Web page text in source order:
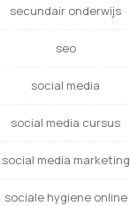
secundair onderwijs
seo
social media
social media cursus
social media marketing
sociale hygiene online